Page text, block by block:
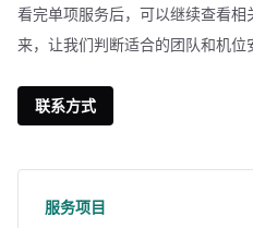
看完单项服务后，可以继续查看
来，让我们判断适合的团队和机位
联系方式
服务项目